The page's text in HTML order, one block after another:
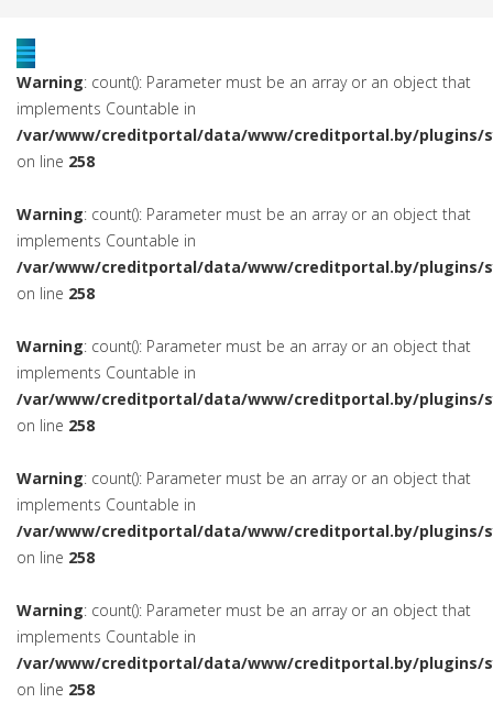
Warning: count(): Parameter must be an array or an object that
implements Countable in
/var/www/creditportal/data/www/creditportal.by/plugins/
on line 258
Warning: count(): Parameter must be an array or an object that
implements Countable in
/var/www/creditportal/data/www/creditportal.by/plugins/
on line 258
Warning: count(): Parameter must be an array or an object that
implements Countable in
/var/www/creditportal/data/www/creditportal.by/plugins/
on line 258
Warning: count(): Parameter must be an array or an object that
implements Countable in
/var/www/creditportal/data/www/creditportal.by/plugins/
on line 258
Warning: count(): Parameter must be an array or an object that
implements Countable in
/var/www/creditportal/data/www/creditportal.by/plugins/
on line 258